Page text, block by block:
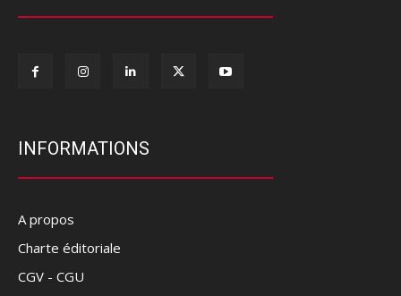
INFORMATIONS
A propos
Charte éditoriale
CGV - CGU